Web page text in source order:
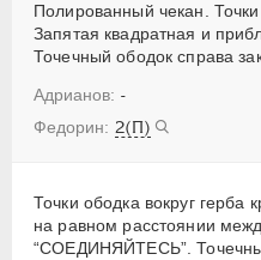
Полированный чекан. Точки
Запятая квадратная и
Точечный ободок справа
-
2(П)
Точки ободка вокруг герба
на равном расстоянии
“СОЕДИНЯЙТЕСЬ”.